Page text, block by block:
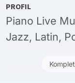
PROFIL
Piano Live
Jazz, Latin,